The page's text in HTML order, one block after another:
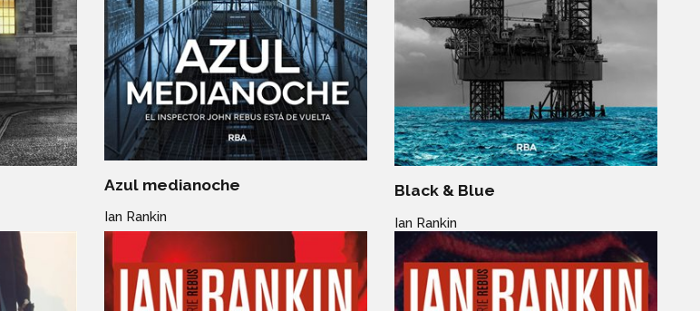
Azul medianoche
Ian Rankin
Black & Blue
Ian Rankin